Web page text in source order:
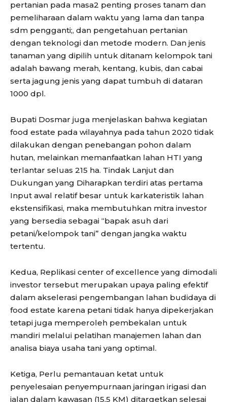
pertanian pada masa2 penting proses tanam dan
pemeliharaan dalam waktu yang lama dan tanpa
sdm pengganti;, dan pengetahuan pertanian
dengan teknologi dan metode modern. Dan jenis
tanaman yang dipilih untuk ditanam kelompok tani
adalah bawang merah, kentang, kubis, dan cabai
serta jagung jenis yang dapat tumbuh di dataran
1000 dpl.
Bupati Dosmar juga menjelaskan bahwa kegiatan
food estate pada wilayahnya pada tahun 2020 tidak
dilakukan dengan penebangan pohon dalam
hutan, melainkan memanfaatkan lahan HTI yang
terlantar seluas 215 ha. Tindak Lanjut dan
Dukungan yang Diharapkan terdiri atas pertama
Input awal relatif besar untuk karkateristik lahan
ekstensifikasi, maka membutuhkan mitra investor
yang bersedia sebagai “bapak asuh dari
petani/kelompok tani” dengan jangka waktu
tertentu.
Kedua, Replikasi center of excellence yang dimodali
investor tersebut merupakan upaya paling efektif
dalam akselerasi pengembangan lahan budidaya di
food estate karena petani tidak hanya dipekerjakan
tetapi juga memperoleh pembekalan untuk
mandiri melalui pelatihan manajemen lahan dan
analisa biaya usaha tani yang optimal.
Ketiga, Perlu pemantauan ketat untuk
penyelesaian penyempurnaan jaringan irigasi dan
jalan dalam kawasan (15,5 KM) ditargetkan selesai